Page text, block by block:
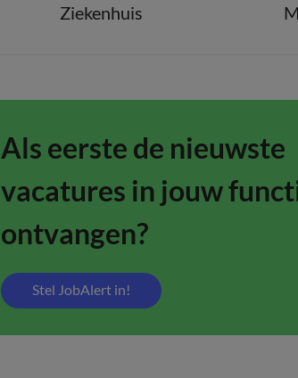
Ziekenhuis
Als eerste de nieuwste
vacatures in jouw
ontvangen?
Stel JobAlert in!